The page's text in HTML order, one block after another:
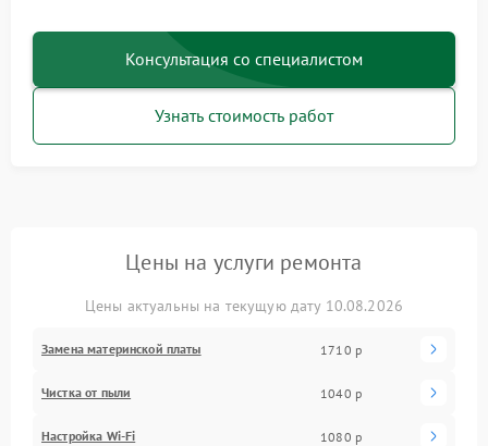
Консультация со специалистом
Узнать стоимость работ
Цены на услуги ремонта
Цены актуальны на текущую дату 10.08.2026
Замена материнской платы 1710 р
Чистка от пыли 1040 р
Настройка Wi-Fi 1080 р